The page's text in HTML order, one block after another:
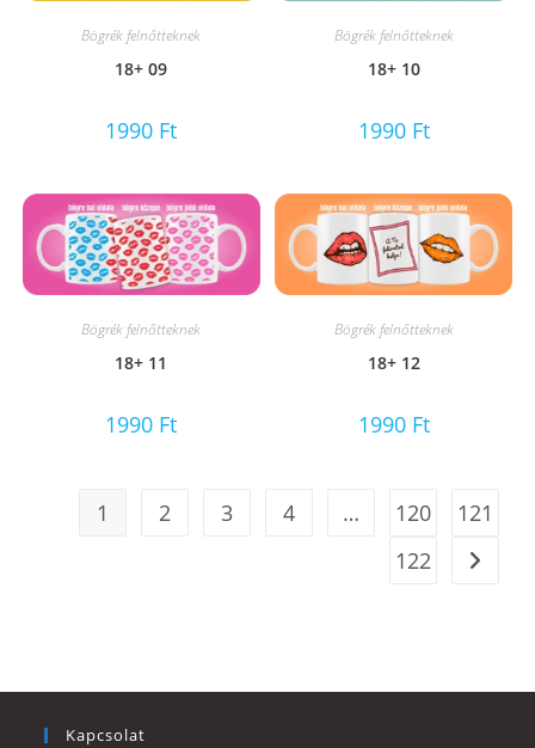
Bögrék felnőtteknek
18+ 09
1990 Ft
Bögrék felnőtteknek
18+ 10
1990 Ft
Bögrék felnőtteknek
18+ 11
1990 Ft
Bögrék felnőtteknek
18+ 12
1990 Ft
1 2 3 4 … 120
121
122
Kapcsolat